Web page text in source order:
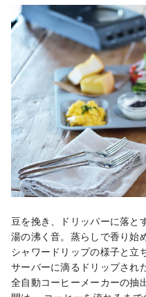
豆を挽き、ドリッパーに落と
湯の沸く音。蒸らしで香り始
シャワードリップの様子と立
サーバーに滴るドリップされ
全自動コーヒーメーカーの抽